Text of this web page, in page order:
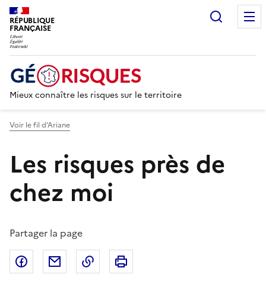
RÉPUBLIQUE
FRANÇAISE
Mieux connaître les risques sur le territoire
Voir le fil d’Ariane
Les risques près de
chez moi
Partager la page
Partager sur Facebook
Partager par emailCopier dans le presse-papier